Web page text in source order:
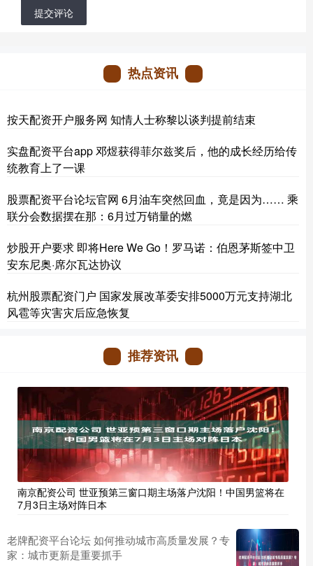
提交评论
热点资讯
按天配资开户服务网 知情人士称黎以谈判提前结束
实盘配资平台app 邓煜获得菲尔兹奖后，他的成长经历给传
统教育上了一课
股票配资平台论坛官网 6月油车突然回血，竟是因为…… 乘
联分会数据摆在那：6月过万销量的燃
炒股开户要求 即将Here We Go！罗马诺：伯恩茅斯签中卫
安东尼奥·席尔瓦达协议
杭州股票配资门户 国家发展改革委安排5000万元支持湖北
风雹等灾害灾后应急恢复
推荐资讯
南京配资公司 世亚预第三窗口期主场落户沈阳！中国男篮将在
7月3日主场对阵日本
老牌配资平台论坛 如何推动城市高质量发展？专
家：城市更新是重要抓手